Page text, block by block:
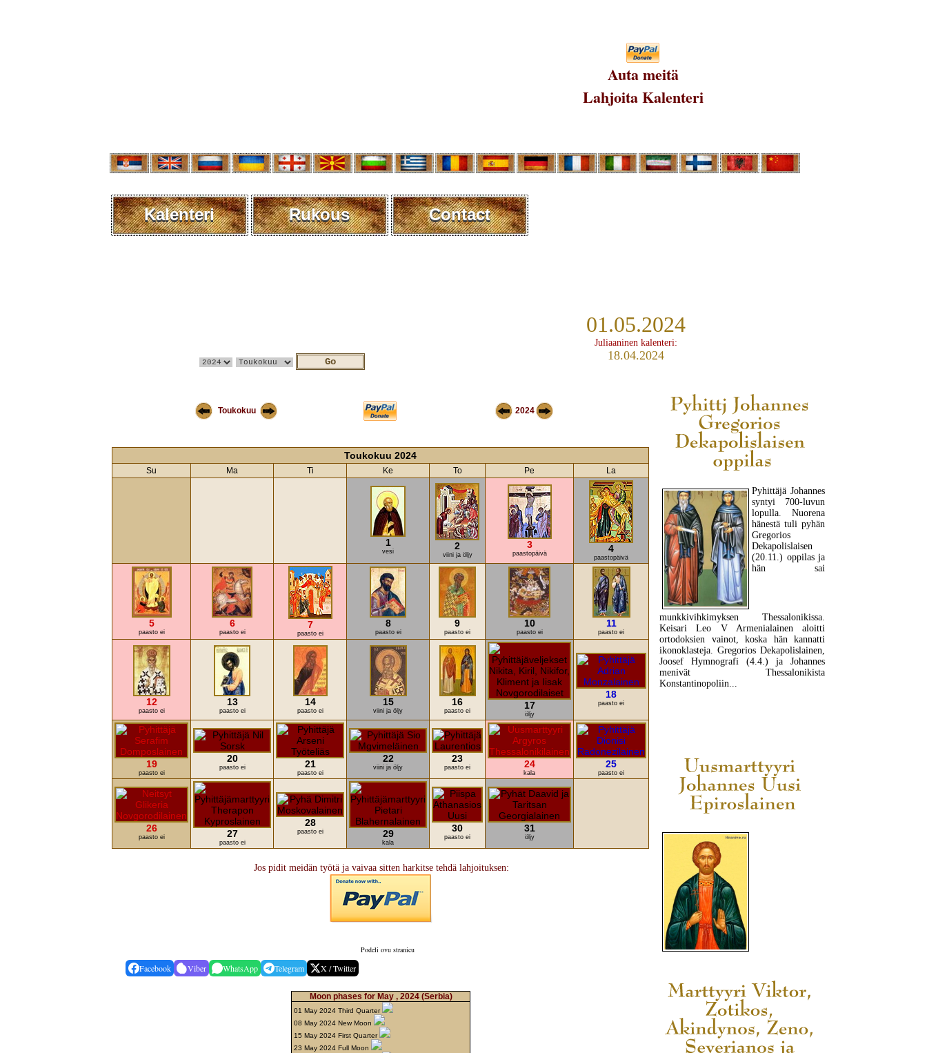
Auta meitä
Lahjoita Kalenteri
Kalenteri Rukous Contact
01.05.2024
Juliaaninen kalenteri:
18.04.2024
Toukokuu 2024
Pyhittäjä Johannes
syntyi 700-luvun
lopulla. Nuorena
hänestä tuli pyhän
Gregorios
Dekapolislaisen
(20.11.) oppilas ja
hän sai
munkkivihkimyksen Thessalonikissa.
Keisari Leo V Armenialainen aloitti
ortodoksien vainot, koska hän kannatti
ikonoklasteja. Gregorios Dekapolislainen,
Joosef Hymnografi (4.4.) ja Johannes
menivät Thessalonikista
Konstantinopoliin...
Toukokuu 2024
Su Ma Ti Ke To Pe La
1
vesi 2
viini ja öljy
3
paastopäivä 4
paastopäivä
5
paasto ei
6
paasto ei
7
paasto ei
8
paasto ei
9
paasto ei
10
paasto ei
11
paasto ei
12
paasto ei
13
paasto ei
14
paasto ei
15
viini ja öljy
16
paasto ei 17
öljy
18
paasto ei
19
paasto ei
20
paasto ei 21
paasto ei
22
viini ja öljy
23
paasto ei 24
kala
25
paasto ei
26
paasto ei 27
paasto ei
28
paasto ei 29
kala
30
paasto ei
31
öljy
Jos pidit meidän työtä ja vaivaa sitten harkitse tehdä lahjoituksen:
Podeli ovu stranicu
Facebook Viber WhatsApp Telegram X / Twitter
Moon phases for May , 2024 (Serbia)
01 May 2024 Third Quarter
08 May 2024 New Moon
15 May 2024 First Quarter
23 May 2024 Full Moon